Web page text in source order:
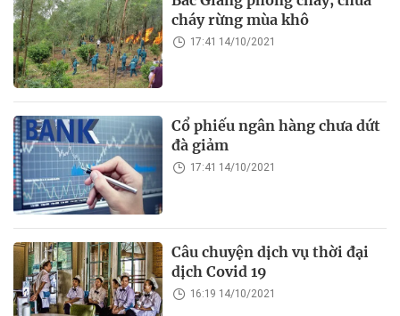
cháy rừng mùa khô
17:41 14/10/2021
Cổ phiếu ngân hàng chưa dứt
đà giảm
17:41 14/10/2021
Câu chuyện dịch vụ thời đại
dịch Covid 19
16:19 14/10/2021